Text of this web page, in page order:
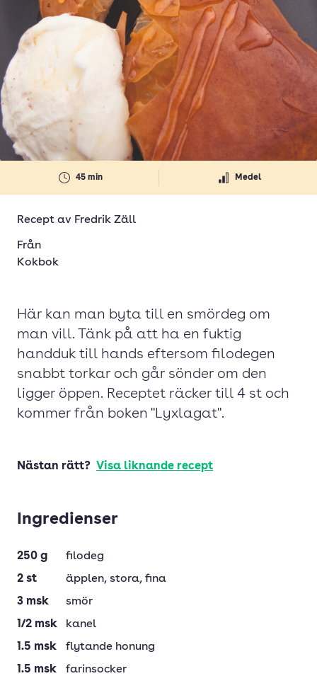
45 min Medel
Recept av Fredrik Zäll
Från
Kokbok
Här kan man byta till en smördeg om
man vill. Tänk på att ha en fuktig
handduk till hands eftersom filodegen
snabbt torkar och går sönder om den
ligger öppen. Receptet räcker till 4 st och
kommer från boken "Lyxlagat".
Nästan rätt? Visa liknande recept
Ingredienser
250 g
filodeg
2 st äpplen, stora, fina
3 msk
smör
1/2 msk
kanel
1.5 msk
flytande honung
1.5 msk
farinsocker